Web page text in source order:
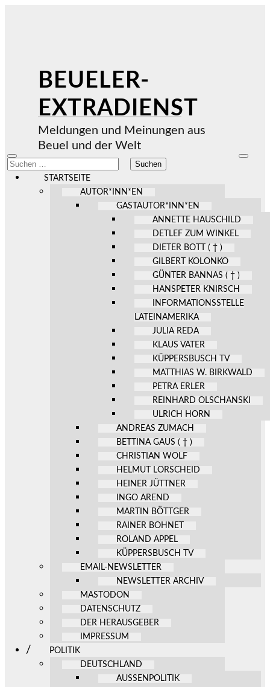
BEUELER-
EXTRADIENST
Meldungen und Meinungen aus
Beuel und der Welt
Mobile-
Menü
ein-/ausblenden
Suchen
nach:
STARTSEITE
AUTOR*INN*EN
GASTAUTOR*INN*EN
ANNETTE HAUSCHILD
DETLEF ZUM WINKEL
DIETER BOTT ( † )
GILBERT KOLONKO
GÜNTER BANNAS ( † )
HANSPETER KNIRSCH
INFORMATIONSSTELLE
LATEINAMERIKA
JULIA REDA
KLAUS VATER
KÜPPERSBUSCH TV
MATTHIAS W. BIRKWALD
PETRA ERLER
REINHARD OLSCHANSKI
ULRICH HORN
ANDREAS ZUMACH
BETTINA GAUS ( † )
CHRISTIAN WOLF
HELMUT LORSCHEID
HEINER JÜTTNER
INGO AREND
MARTIN BÖTTGER
RAINER BOHNET
ROLAND APPEL
KÜPPERSBUSCH TV
EMAIL-NEWSLETTER
NEWSLETTER ARCHIV
MASTODON
DATENSCHUTZ
DER HERAUSGEBER
IMPRESSUM
POLITIK
DEUTSCHLAND
AUSSENPOLITIK